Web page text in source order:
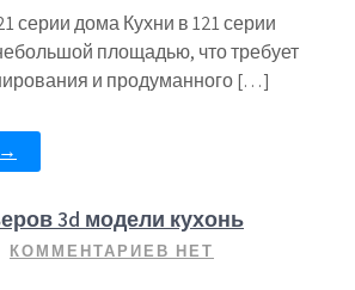
серии дома Кухни в 121 серии
площадью, что требует
и продуманного […]
3d модели кухонь
КОММЕНТАРИЕВ НЕТ